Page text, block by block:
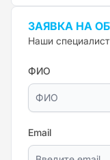
ЗАЯВКА НА
Наши
ФИО
Email